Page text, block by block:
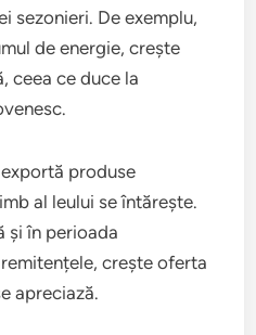
sezonieri. De exemplu,
de energie, crește
ceea ce duce la
produse
al leului se întărește.
și în perioada
crește oferta
apreciază.